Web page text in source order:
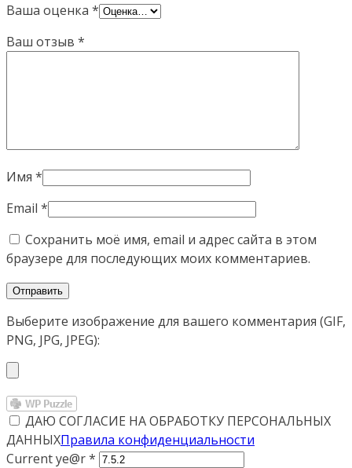
Ваша оценка *
Ваш отзыв *
Имя *
Email *
Сохранить моё имя, email и адрес сайта в этом
браузере для последующих моих комментариев.
Выберите изображение для вашего комментария (GIF,
PNG, JPG, JPEG):
ДАЮ СОГЛАСИЕ НА ОБРАБОТКУ ПЕРСОНАЛЬНЫХ
ДАННЫХПравила конфиденциальности
Current ye@r*